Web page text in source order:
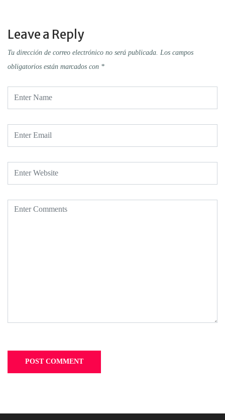
Leave a Reply
Tu dirección de correo electrónico no será publicada. Los campos
obligatorios están marcados con *